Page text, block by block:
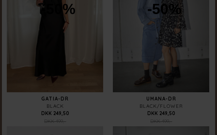
-50%
GATIA-DR
BLACK
DKK 499,-
DKK 249,50
-50%
UMANA-DR
BLACK/FLOWER
DKK 499,-
DKK 249,50